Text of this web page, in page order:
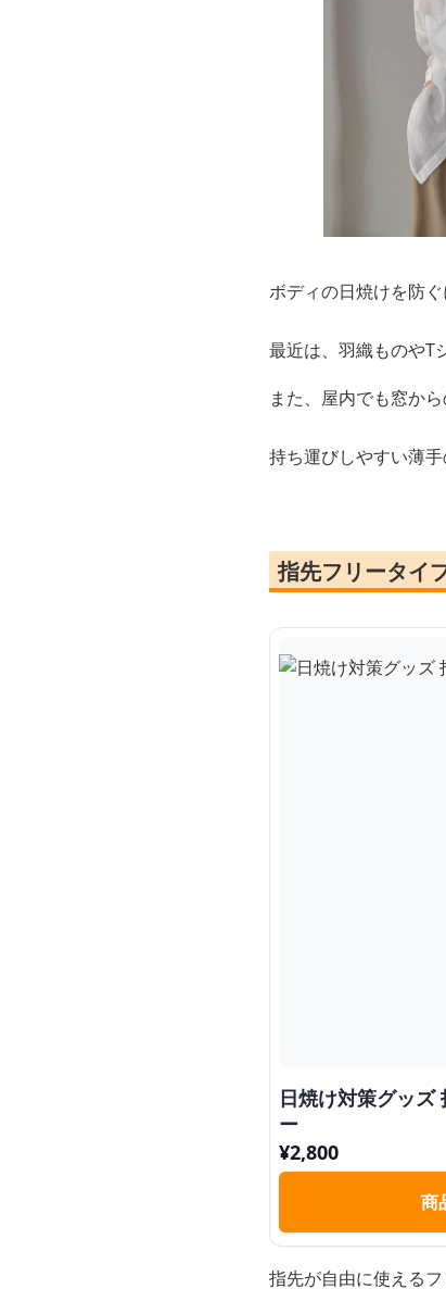
ボディの日焼けを防ぐ
最近は、羽織ものやT
また、屋内でも窓か
持ち運びしやすい薄
指先フリータイ
日焼け対策グッズ
ー
¥2,800
商
指先が自由に使えるフ